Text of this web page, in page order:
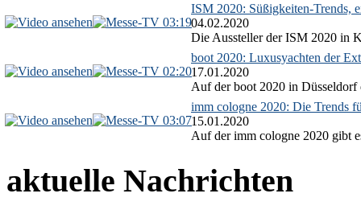
03:19
ISM 2020: Süßigkeiten-Trends,
04.02.2020
Die Aussteller der ISM 2020 in
02:20
boot 2020: Luxusyachten der
17.01.2020
Auf der boot 2020 in Düsseldorf
03:07
imm cologne 2020: Die Trends
15.01.2020
Auf der imm cologne 2020 gibt
aktuelle Nachrichten